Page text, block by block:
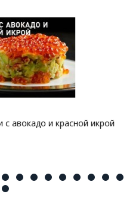
и красной икрой